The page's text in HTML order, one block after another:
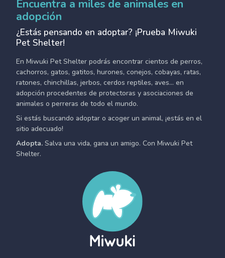
Encuentra a miles de animales en
adopción
¿Estás pensando en adoptar? ¡Prueba Miwuki
Pet Shelter!
En Miwuki Pet Shelter podrás encontrar cientos de perros,
cachorros, gatos, gatitos, hurones, conejos, cobayas, ratas,
ratones, chinchillas, jerbos, cerdos reptiles, aves... en
adopción procedentes de protectoras y asociaciones de
animales o perreras de todo el mundo.
Si estás buscando adoptar o acoger un animal, ¡estás en el
sitio adecuado!
Adopta. Salva una vida, gana un amigo. Con Miwuki Pet
Shelter.